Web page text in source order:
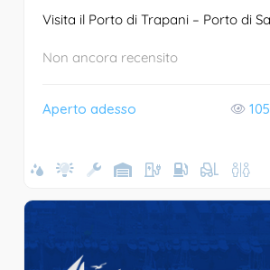
Visita il Porto di Trapani – Porto di
Non ancora recensito
Aperto adesso